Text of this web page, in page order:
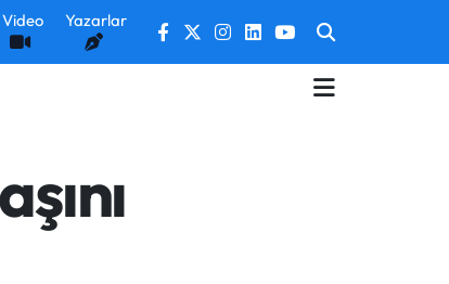
Video Yazarlar